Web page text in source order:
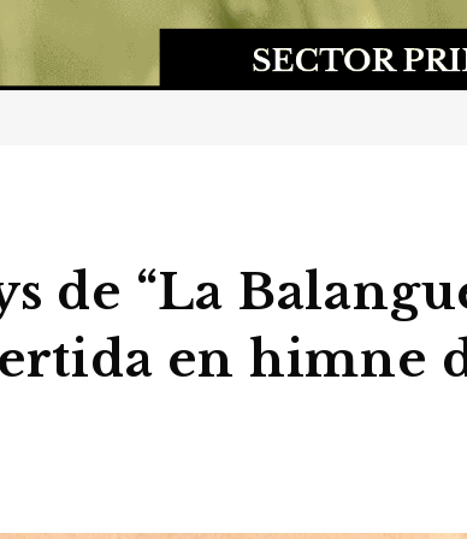
de “La
en himne